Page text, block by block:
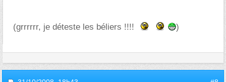
(grrrrrr, je déteste les béliers !!!! )